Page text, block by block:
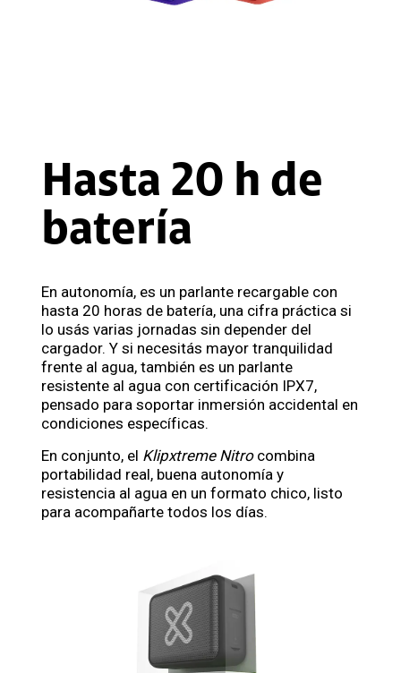
Hasta 20 h de
batería
En autonomía, es un parlante recargable con
hasta 20 horas de batería, una cifra práctica si
lo usás varias jornadas sin depender del
cargador. Y si necesitás mayor tranquilidad
frente al agua, también es un parlante
resistente al agua con certificación IPX7,
pensado para soportar inmersión accidental en
condiciones específicas.
En conjunto, el Klipxtreme Nitrocombina
portabilidad real, buena autonomía y
resistencia al agua en un formato chico, listo
para acompañarte todos los días.